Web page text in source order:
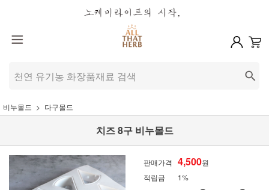
비누몰드 다구몰드
치즈 8구 비누몰드
판매가격 4,500원
적립금
1%